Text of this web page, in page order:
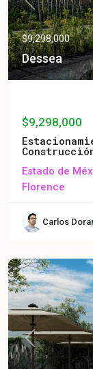
Previous
$9,298,000
Dessea
$9,298,000
Estado de
Florence
Carlos
Previous